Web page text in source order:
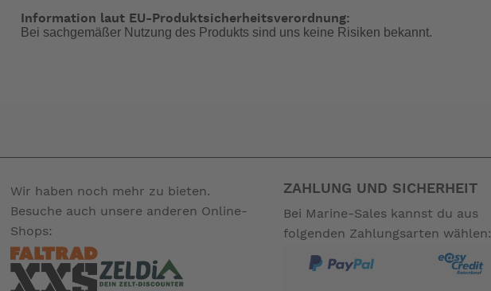
Information laut EU-Produktsicherheitsverordnung:
Bei sachgemäßer Nutzung des Produkts sind uns keine Risiken bekannt.
Wir haben noch mehr zu bieten.
Besuche auch unsere anderen Online-
Shops:
ZAHLUNG UND SICHERHEIT
Bei Marine-Sales kannst du aus
folgenden Zahlungsarten wählen: